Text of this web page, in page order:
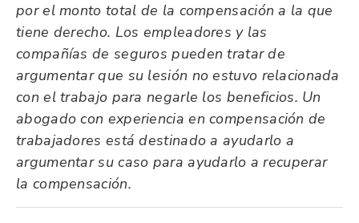
por el monto total de la compensación a la que
tiene derecho. Los empleadores y las
compañías de seguros pueden tratar de
argumentar que su lesión no estuvo relacionada
con el trabajo para negarle los beneficios. Un
abogado con experiencia en compensación de
trabajadores está destinado a ayudarlo a
argumentar su caso para ayudarlo a recuperar
la compensación.